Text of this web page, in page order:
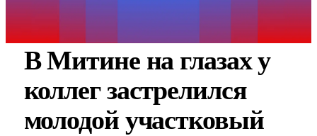
В Митине на глазах у
коллег застрелился
молодой участковый